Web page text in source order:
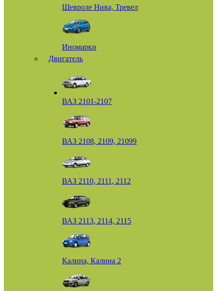
Шевроле Нива, Тревел
Иномарки
Двигатель
ВАЗ 2101-2107
ВАЗ 2108, 2109, 21099
ВАЗ 2110, 2111, 2112
ВАЗ 2113, 2114, 2115
Калина, Калина 2